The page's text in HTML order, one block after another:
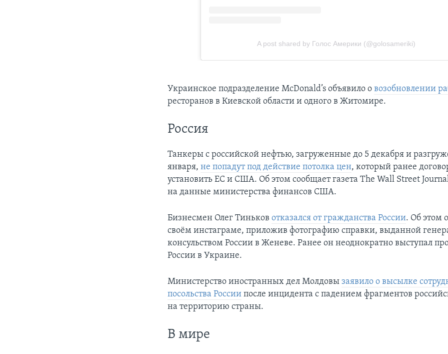
Украинское подразделение McDonald’s объявило овозобновлении
ресторанов в Киевской области и одного в Житомире.
Россия
Танкеры с российской нефтью, загруженные до 5 декабря и
января,не попадут под действие потолка цен, который ранее
установить ЕС и США. Об этом сообщает газета The Wall Street
на данные министерства финансов США.
Бизнесмен Олег Тиньковотказался от гражданства России. Об этом
своём инстаграме, приложив фотографию справки, выданной
консульством России в Женеве. Ранее он неоднократно выступал
России в Украине.
Министерство иностранных дел Молдовызаявило о высылке
посольства России после инцидента с падением фрагментов
на территорию страны.
В мире